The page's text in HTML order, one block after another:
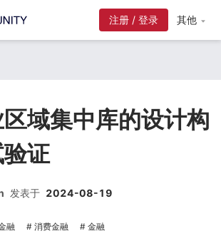
注册 / 登录 其他
域集中库的设计构
证
发表于 2024-08-19
融 消费金融 金融